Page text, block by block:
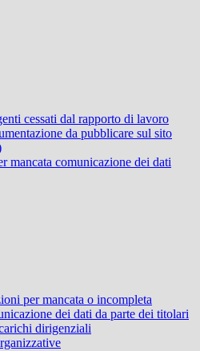
cessati dal rapporto di lavoro
da pubblicare sul sito
mancata comunicazione dei dati
per mancata o incompleta
dei dati da parte dei titolari
dirigenziali